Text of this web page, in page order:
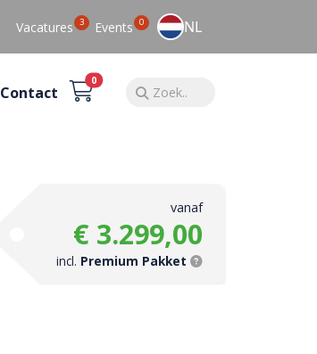
Vacatures 3 Events 0 NL
Contact
0
vanaf
€ 3.299,00
incl. Premium Pakket